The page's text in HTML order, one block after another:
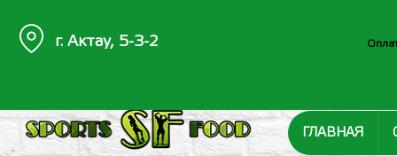
ГЛАВНАЯ
г. Актау, 5-3-2